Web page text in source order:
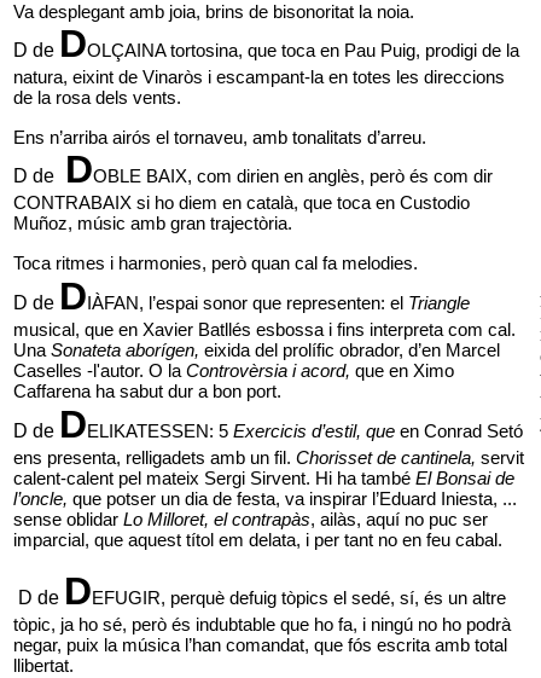
Va desplegant amb joia, brins de bisonoritat la noia.
D de DOLÇAINA tortosina, que toca en Pau Puig, prodigi de la
natura, eixint de Vinaròs i escampant-la en totes les direccions
de la rosa dels vents.
Ens n’arriba airós el tornaveu, amb tonalitats d’arreu.
D de
DOBLE BAIX, com dirien en anglès, però és com dir
CONTRABAIX si ho diem en català, que toca en Custodio
Muñoz, músic amb gran trajectòria.
Toca ritmes i harmonies, però quan cal fa melodies.
D de DIÀFAN, l’espai sonor que representen: el Triangle
musical, que en Xavier Batllés esbossa i fins interpreta com cal.
Una Sonateta aborígen, eixida del prolífic obrador, d’en Marcel
Caselles -l'autor. O la Controvèrsia i acord, que en Ximo
Caffarena ha sabut dur a bon port.
D de DELIKATESSEN: 5 Exercicis d’estil, que en Conrad Setó
ens presenta, relligadets amb un fil. Chorisset de cantinela, servit
calent-calent pel mateix Sergi Sirvent. Hi ha també El Bonsai de
l’oncle, que potser un dia de festa, va inspirar l’Eduard Iniesta, ...
sense oblidar Lo Milloret, el contrapàs, ailàs, aquí no puc ser
imparcial, que aquest títol em delata, i per tant no en feu cabal.
D de DEFUGIR, perquè defuig tòpics el sedé, sí, és un altre
tòpic, ja ho sé, però és indubtable que ho fa, i ningú no ho podrà
negar, puix la música l’han comandat, que fós escrita amb total
llibertat.